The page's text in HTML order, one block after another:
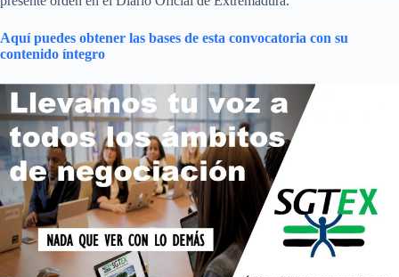
Aquí puedes obtener las bases de esta convocatoria con su
contenido íntegro